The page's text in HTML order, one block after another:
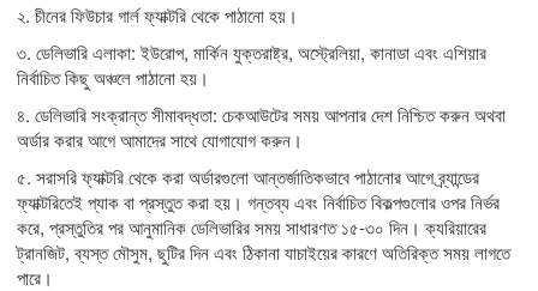
২. চীনের ফিউচার গার্ল ফ্যাক্টরি থেকে পাঠানো হয়।
৩. ডেলিভারি এলাকা: ইউরোপ, মার্কিন যুক্তরাষ্ট্র, অস্ট্রেলিয়া, কানাডা এবং এশিয়ার
নির্বাচিত কিছু অঞ্চলে পাঠানো হয়।
৪. ডেলিভারি সংক্রান্ত সীমাবদ্ধতা: চেকআউটের সময় আপনার দেশ নিশ্চিত করুন অথবা
অর্ডার করার আগে আমাদের সাথে যোগাযোগ করুন।
৫. সরাসরি ফ্যাক্টরি থেকে করা অর্ডারগুলো আন্তর্জাতিকভাবে পাঠানোর আগে ব্র্যান্ডের
ফ্যাক্টরিতেই প্যাক বা প্রস্তুত করা হয়। গন্তব্য এবং নির্বাচিত বিকল্পগুলোর ওপর নির্ভর
করে, প্রস্তুতির পর আনুমানিক ডেলিভারির সময় সাধারণত ১৫-৩০ দিন। ক্যরিয়ারের
ট্রানজিট, ব্যস্ত মৌসুম, ছুটির দিন এবং ঠিকানা যাচাইয়ের কারণে অতিরিক্ত সময় লাগতে
পারে।